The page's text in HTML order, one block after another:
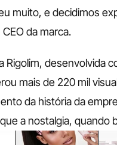
muito, e decidimos
da marca.
Rigolim, desenvolvida
mais de 220 mil
da história da
a nostalgia, quando